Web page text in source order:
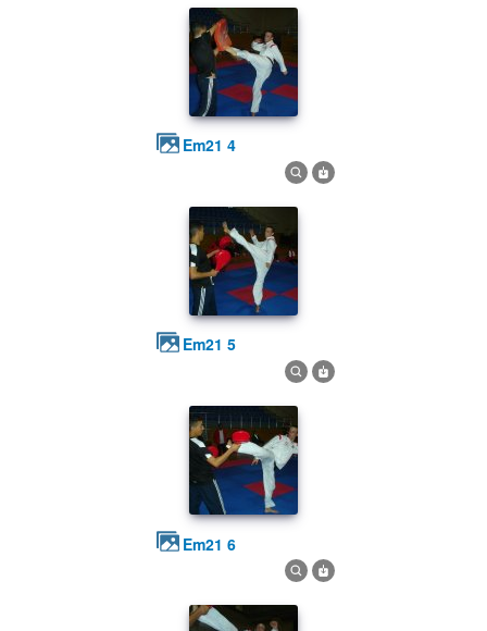
em21 4
em21 5
em21 6